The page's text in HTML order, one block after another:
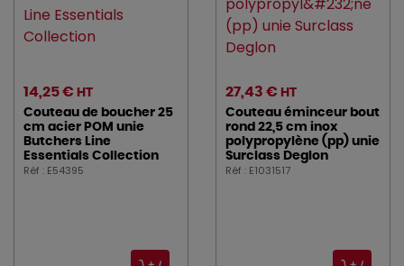
14,25 € HT
Couteau de boucher 25
cm acier POM unie
Butchers Line
Essentials Collection
Réf : E54395
27,43 € HT
Couteau éminceur bout
rond 22,5 cm inox
polypropylène (pp) unie
Surclass Deglon
Réf : E1031517